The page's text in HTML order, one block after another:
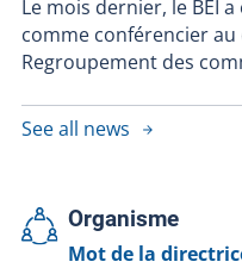
Le mois dernier, le BEI
comme conférencier
Regroupement des
See all news
Organisme
Mot de la